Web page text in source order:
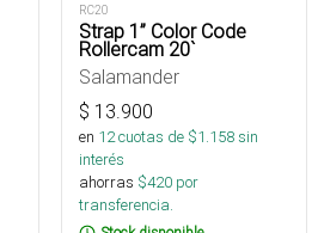
RC20
Strap 1” Color Code
Rollercam 20`
Salamander
$ 13.900
en 12cuotas de $1.158sin
interés
ahorras $420 por
transferencia.